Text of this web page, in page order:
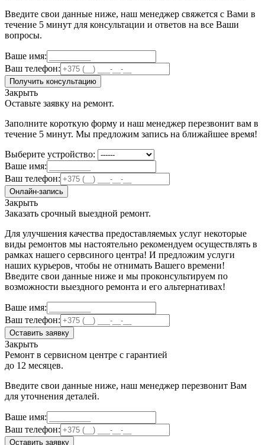
Введите свои данные ниже, наш менеджер свяжется с Вами в
течение 5 минут для консультации и ответов на все Ваши
вопросы.
Ваше имя:
Ваш телефон:
Получить консультацию
Закрыть
Оставьте заявку на ремонт.
Заполните короткую форму и наш менеджер перезвонит вам в
течение 5 минут. Мы предложим запись на ближайшее время!
Выберите устройство:
Ваше имя:
Ваш телефон:
Онлайн-запись
Закрыть
Заказать срочный выездной ремонт.
Для улучшения качества предоставляемых услуг некоторые
виды ремонтов мы настоятельно рекомендуем осуществлять в
рамках нашего сервсиного центра! И предложим услуги
наших курьеров, чтобы не отнимать Вашего времени!
Введите свои данные ниже и мы проконсультируем по
возможности выездного ремонта и его альтернативах!
Ваше имя:
Ваш телефон:
Оставить заявку
Закрыть
Ремонт в сервисном центре с гарантией
до 12 месяцев.
Введите свои данные ниже, наш менеджер перезвонит Вам
для уточнения деталей.
Ваше имя:
Ваш телефон:
Оставить заявку